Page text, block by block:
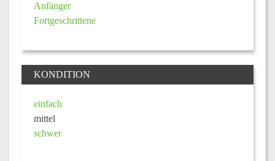
Anfänger
Fortgeschrittene
KONDITION
einfach
mittel
schwer